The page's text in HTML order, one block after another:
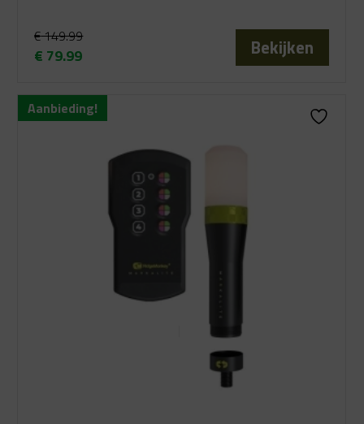
€149.99
prijs
was:
€ 79.99
prijs
is:
Bekijken
Aanbieding!